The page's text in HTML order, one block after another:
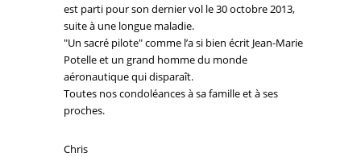
est parti pour son dernier vol le 30 octobre 2013,
suite à une longue maladie.
"Un sacré pilote" comme l’a si bien écrit Jean-Marie
Potelle et un grand homme du monde
aéronautique qui disparaît.
Toutes nos condoléances à sa famille et à ses
proches.
Chris